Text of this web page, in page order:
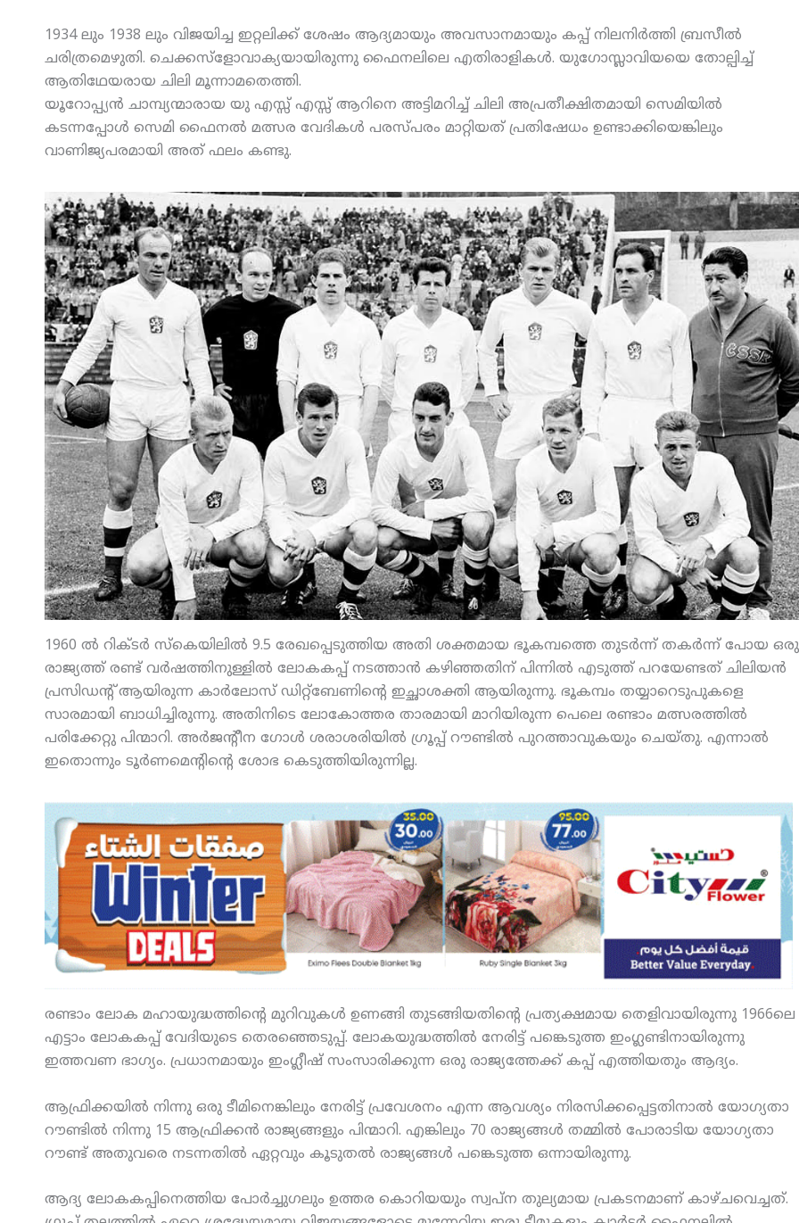
1934 ലും 1938 ലും വിജയിച്ച ഇറ്റലിക്ക് ശേഷം ആദ്യമായും അവസാനമായും കപ്പ് നിലനിര്‍ത്തി ബ്രസീല്‍
ചരിത്രമെഴുതി. ചെക്കസ്‌ളോവാക്യയായിരുന്നു ഫൈനലിലെ എതിരാളികള്‍. യുഗോസ്ലാവിയയെ തോല്പിച്ച്
ആതിഥേയരായ ചിലി മൂന്നാമതെത്തി.
യൂറോപ്പ്യന്‍ ചാമ്പ്യന്മാരായ യു എസ്സ് എസ്സ് ആറിനെ അട്ടിമറിച്ച് ചിലി അപ്രതീക്ഷിതമായി സെമിയില്‍
കടന്നപ്പോള്‍ സെമി ഫൈനല്‍ മത്സര വേദികള്‍ പരസ്പരം മാറ്റിയത് പ്രതിഷേധം ഉണ്ടാക്കിയെങ്കിലും
വാണിജ്യപരമായി അത് ഫലം കണ്ടു.
1960 ല്‍ റിക്ടര്‍ സ്‌കെയിലില്‍ 9.5 രേഖപ്പെടുത്തിയ അതി ശക്തമായ ഭൂകമ്പത്തെ തുടര്‍ന്ന് തകര്‍ന്ന് പോയ ഒരു
രാജ്യത്ത് രണ്ട് വര്‍ഷത്തിനുള്ളില്‍ ലോകകപ്പ് നടത്താന്‍ കഴിഞ്ഞതിന് പിന്നില്‍ എടുത്ത് പറയേണ്ടത് ചിലിയന്‍
പ്രസിഡന്റ് ആയിരുന്ന കാര്‍ലോസ് ഡിറ്റ്‌ബേണിന്റെ ഇച്ഛാശക്തി ആയിരുന്നു. ഭൂകമ്പം തയ്യാറെടുപുകളെ
സാരമായി ബാധിച്ചിരുന്നു. അതിനിടെ ലോകോത്തര താരമായി മാറിയിരുന്ന പെലെ രണ്ടാം മത്സരത്തില്‍
പരിക്കേറ്റു പിന്മാറി. അര്‍ജന്റീന ഗോള്‍ ശരാശരിയില്‍ ഗ്രൂപ്പ് റൗണ്ടില്‍ പുറത്താവുകയും ചെയ്തു. എന്നാല്‍
ഇതൊന്നും ടൂര്‍ണമെന്റിന്റെ ശോഭ കെടുത്തിയിരുന്നില്ല.
രണ്ടാം ലോക മഹായുദ്ധത്തിന്റെ മുറിവുകള്‍ ഉണങ്ങി തുടങ്ങിയതിന്റെ പ്രത്യക്ഷമായ തെളിവായിരുന്നു 1966ലെ
എട്ടാം ലോകകപ്പ് വേദിയുടെ തെരഞ്ഞെടുപ്പ്. ലോകയുദ്ധത്തില്‍ നേരിട്ട് പങ്കെടുത്ത ഇംഗ്ലണ്ടിനായിരുന്നു
ഇത്തവണ ഭാഗ്യം. പ്രധാനമായും ഇംഗ്ലീഷ് സംസാരിക്കുന്ന ഒരു രാജ്യത്തേക്ക് കപ്പ് എത്തിയതും ആദ്യം.
ആഫ്രിക്കയില്‍ നിന്നു ഒരു ടീമിനെങ്കിലും നേരിട്ട് പ്രവേശനം എന്ന ആവശ്യം നിരസിക്കപ്പെട്ടതിനാല്‍ യോഗ്യതാ
റൗണ്ടില്‍ നിന്നു 15 ആഫ്രിക്കന്‍ രാജ്യങ്ങളും പിന്മാറി. എങ്കിലും 70 രാജ്യങ്ങള്‍ തമ്മില്‍ പോരാടിയ യോഗ്യതാ
റൗണ്ട് അതുവരെ നടന്നതില്‍ ഏറ്റവും കൂടുതല്‍ രാജ്യങ്ങള്‍ പങ്കെടുത്ത ഒന്നായിരുന്നു.
ആദ്യ ലോകകപ്പിനെത്തിയ പോര്‍ച്ചുഗലും ഉത്തര കൊറിയയും സ്വപ്ന തുല്യമായ പ്രകടനമാണ് കാഴ്ചവെച്ചത്.